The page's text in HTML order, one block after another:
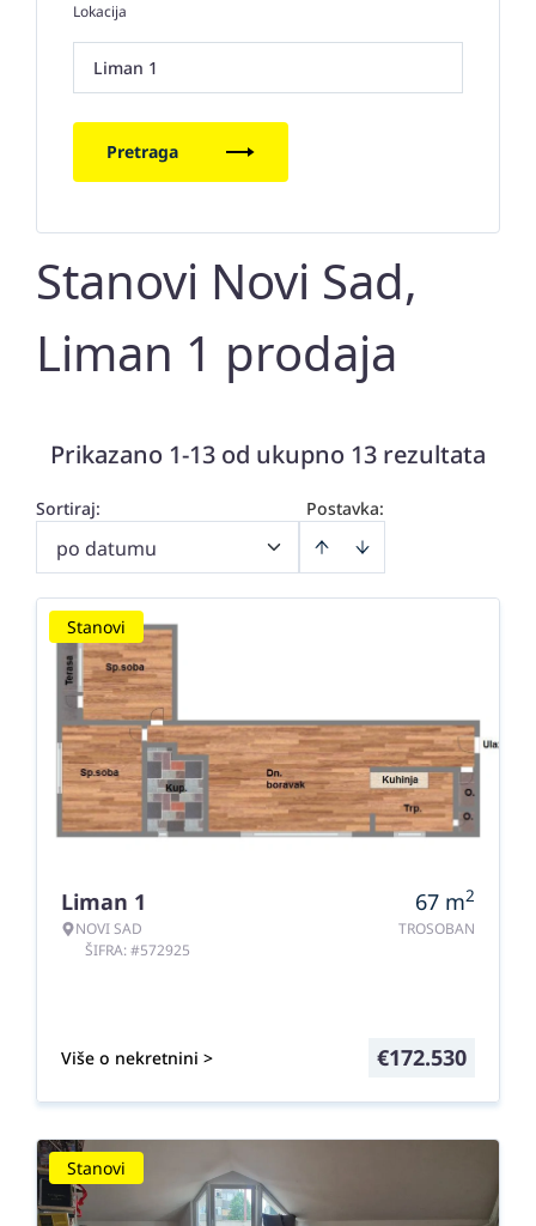
Lokacija
Liman 1
Pretraga
Stanovi Novi Sad,
Liman 1 prodaja
Prikazano 1-13 od ukupno 13 rezultata
Postavka:
Sortiraj:
po datumu
Stanovi
Liman 1
NOVI SAD
ŠIFRA: #572925
67 m2
TROSOBAN
Više o nekretnini > €172.530
Stanovi